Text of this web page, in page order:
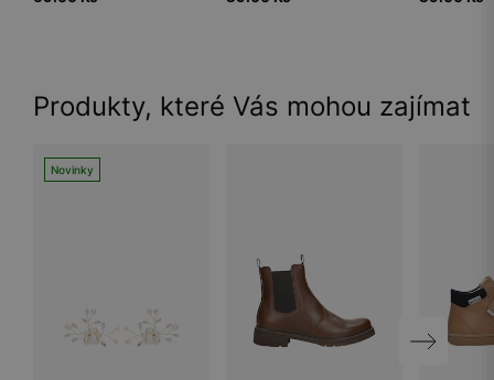
Produkty, které Vás mohou zajímat
Novinky